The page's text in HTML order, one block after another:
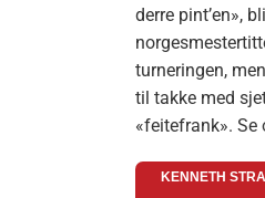
derre pint’en»,
turneringen,
til takke med
«feitefrank».